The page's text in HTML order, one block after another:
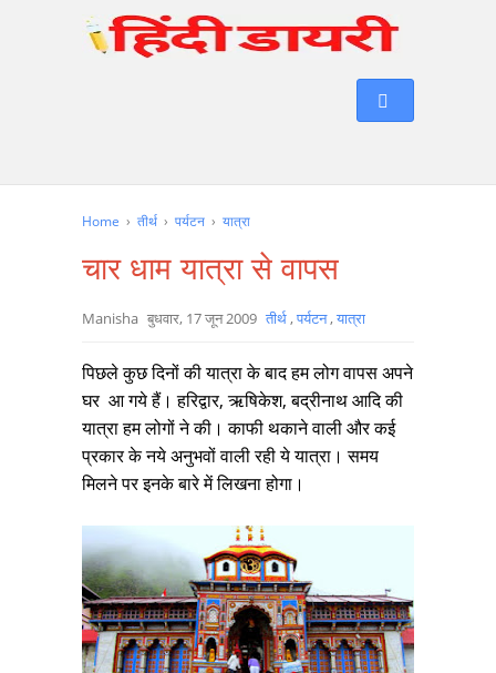
Home › तीर्थ › पर्यटन › यात्रा
चार धाम यात्रा से वापस
Manisha बुधवार, 17 जून 2009 तीर्थ,पर्यटन,यात्रा
पिछले कुछ दिनों की यात्रा के बाद हम लोग वापस अपने
घर आ गये हैं। हरिद्वार, ऋषिकेश, बद्रीनाथ आदि की
यात्रा हम लोगों ने की। काफी थकाने वाली और कई
प्रकार के नये अनुभवों वाली रही ये यात्रा। समय
मिलने पर इनके बारे में लिखना होगा।